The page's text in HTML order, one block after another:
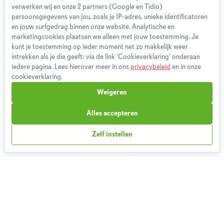
Gebruikersvoorwaarden
Methodologie
Privacybeleid
Cookieverklaring
Betaalmethoden
Bestelling herroepen
Boeken
verwerken wij en onze 2 partners (Google en Tidio)
persoonsgegevens van jou, zoals je IP-adres, unieke identificatoren
en jouw surfgedrag binnen onze website. Analytische en
marketingcookies plaatsen we alleen met jouw toestemming. Je
kunt je toestemming op ieder moment net zo makkelijk weer
intrekken als je die geeft: via de link ‘Cookieverklaring’ onderaan
iedere pagina. Lees hierover meer in ons privacybeleid en in onze
cookieverklaring.
Zelf instellen
Weigeren
Alles accepteren